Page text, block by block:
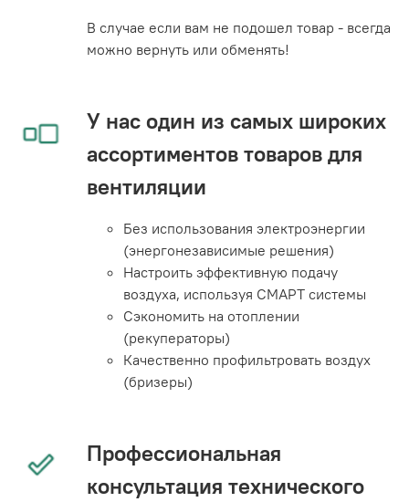
В случае если вам не подошел товар - всегда
можно вернуть или обменять!
У нас один из самых широких
ассортиментов товаров для
вентиляции
Без использования электроэнергии
(энергонезависимые решения)
Настроить эффективную подачу
воздуха, используя СМАРТ системы
Сэкономить на отоплении
(рекуператоры)
Качественно профильтровать воздух
(бризеры)
Профессиональная
консультация технического